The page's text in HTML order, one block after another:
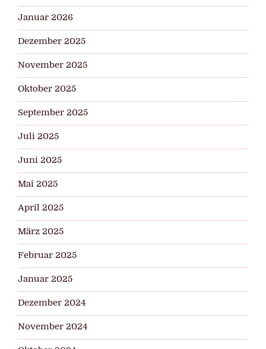
Januar 2026
Dezember 2025
November 2025
Oktober 2025
September 2025
Juli 2025
Juni 2025
Mai 2025
April 2025
März 2025
Februar 2025
Januar 2025
Dezember 2024
November 2024